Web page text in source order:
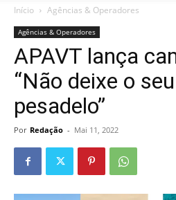
Início Agências & Operadores
Agências & Operadores
APAVT lança
“Não deixe o
pesadelo”
Por Redação - Mai 11, 2022